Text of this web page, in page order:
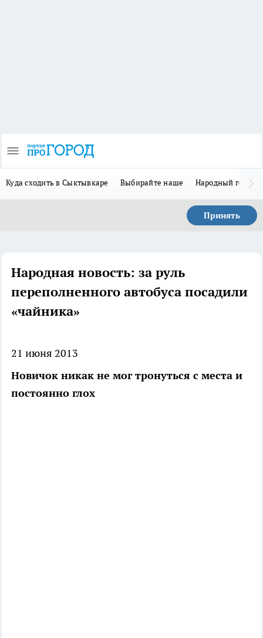
Куда сходить в Сыктывкаре Выбирайте наше Народный герой
Принять
Народная новость: за руль
переполненного автобуса посадили
«чайника»
21 июня 2013
Новичок никак не мог тронуться с места и
постоянно глох